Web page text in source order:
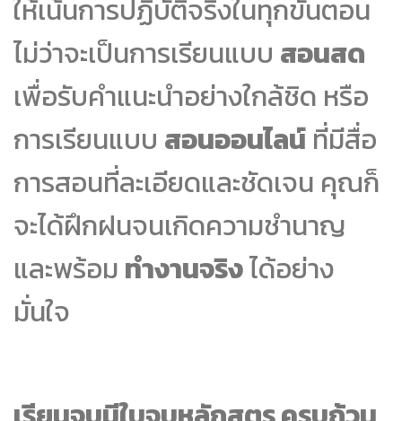
ให้เน้นการปฏิบัติจริงในทุกขั้นตอน
ไม่ว่าจะเป็นการเรียนแบบ สอนสด
เพื่อรับคำแนะนำอย่างใกล้ชิด หรือ
การเรียนแบบ สอนออนไลน์ ที่มีสื่อ
การสอนที่ละเอียดและชัดเจน คุณก็
จะได้ฝึกฝนจนเกิดความชำนาญ
และพร้อม ทำงานจริงได้อย่าง
มั่นใจ